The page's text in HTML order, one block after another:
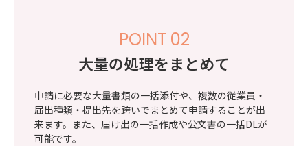
POINT 02
大量の処理をまとめて
申請に必要な大量書類の一括添付や、複数の従業員・
届出種類・提出先を跨いでまとめて申請することが出
来ます。また、届け出の一括作成や公文書の一括DLが
可能です。